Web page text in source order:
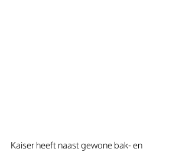
Kaiser heeft naast gewone bak- en